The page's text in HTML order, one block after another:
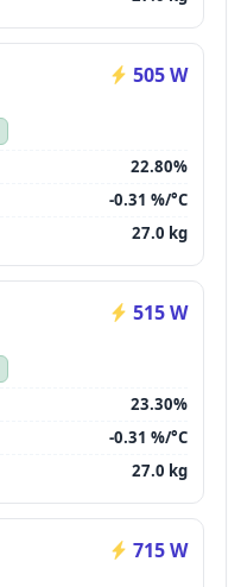
505 W
22.80%
-0.31 %/°C
27.0 kg
515 W
23.30%
-0.31 %/°C
27.0 kg
715 W